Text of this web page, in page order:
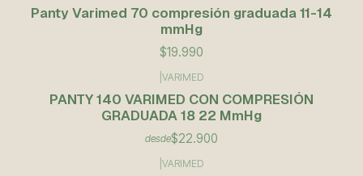
Panty Varimed 70 compresión graduada 11-14
mmHg
$19.990
VARIMED
PANTY 140 VARIMED CON COMPRESIÓN
GRADUADA 18 22 MmHg
desde$22.900
VARIMED